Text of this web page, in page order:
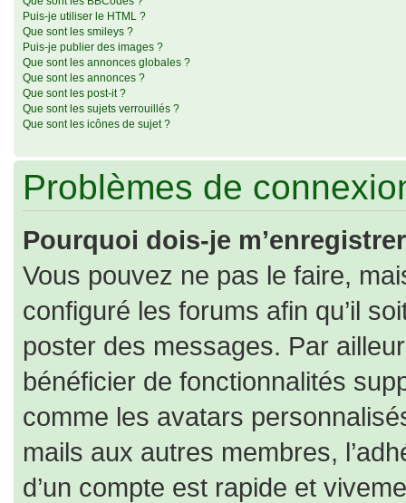
Puis-je utiliser le HTML ?
Que sont les smileys ?
Puis-je publier des images ?
Que sont les annonces globales ?
Que sont les annonces ?
Que sont les post-it ?
Que sont les sujets verrouillés ?
Que sont les icônes de sujet ?
Problèmes de
Pourquoi dois-je
Vous pouvez ne pas le faire,
configuré les forums afin qu’il
poster des messages. Par
bénéficier de fonctionnalités
comme les avatars
mails aux autres membres,
d’un compte est rapide et